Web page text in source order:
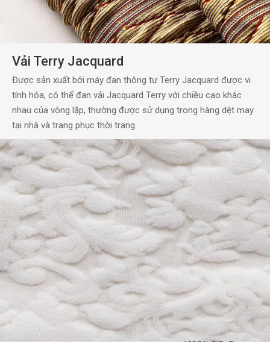
Vải Terry Jacquard
Được sản xuất bởi máy đan thông tư Terry Jacquard được vi
tính hóa, có thể đan vải Jacquard Terry với chiều cao khác
nhau của vòng lặp, thường được sử dụng trong hàng dệt may
tại nhà và trang phục thời trang.